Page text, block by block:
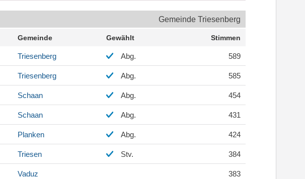
Gemeinde Triesenberg
Gemeinde Gewählt Stimmen
Triesenberg Abg. 589
Triesenberg Abg. 585
Schaan Abg. 454
Schaan Abg. 431
Planken Abg. 424
Triesen Stv. 384
Vaduz 383